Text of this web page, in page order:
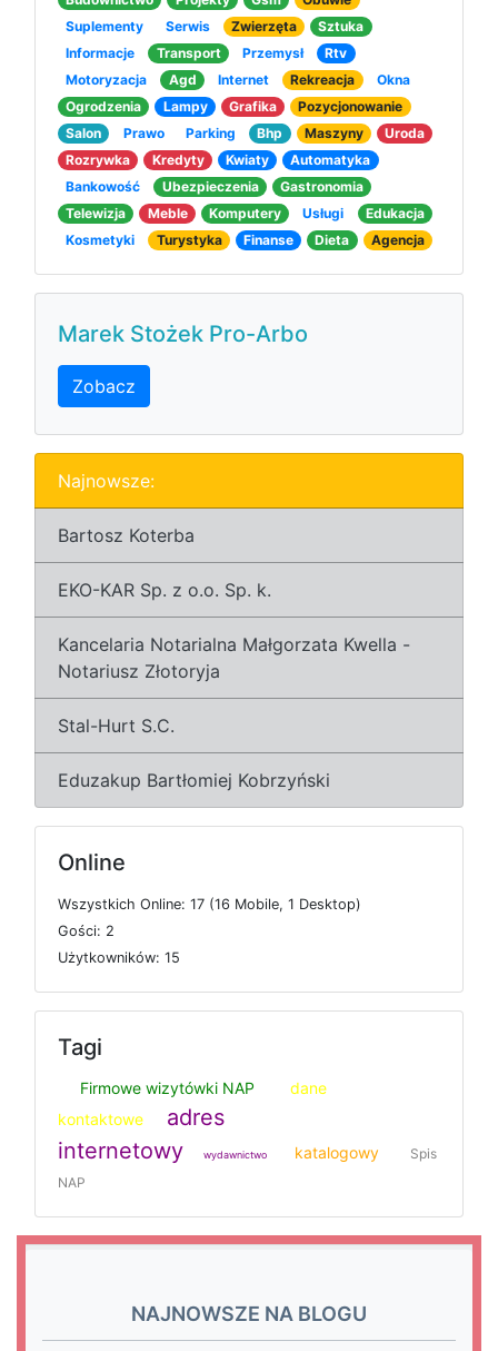
Suplementy
Serwis Zwierzęta
Sztuka
Informacje
Transport Przemysł
Rtv
Motoryzacja
Agd Internet Rekreacja
Okna
Ogrodzenia
Lampy Grafika
Pozycjonowanie
Salon
Prawo Parking Bhp Maszyny
Uroda
Rozrywka
Kredyty Kwiaty
Automatyka
Bankowość
Ubezpieczenia
Gastronomia
Telewizja
Meble Komputery Usługi
Edukacja
Kosmetyki
Turystyka Finanse Dieta Agencja
Marek Stożek Pro-Arbo
Zobacz
Najnowsze:
Bartosz Koterba
EKO-KAR Sp. z o.o. Sp. k.
Kancelaria Notarialna Małgorzata Kwella -
Notariusz Złotoryja
Stal-Hurt S.C.
Eduzakup Bartłomiej Kobrzyński
Online
Wszystkich Online: 17 (16 Mobile, 1 Desktop)
Gości: 2
Użytkowników: 15
Tagi
Firmowe wizytówki NAP
dane
kontaktowe
adres
internetowy
wydawnictwo katalogowy
Spis
NAP
NAJNOWSZE NA BLOGU